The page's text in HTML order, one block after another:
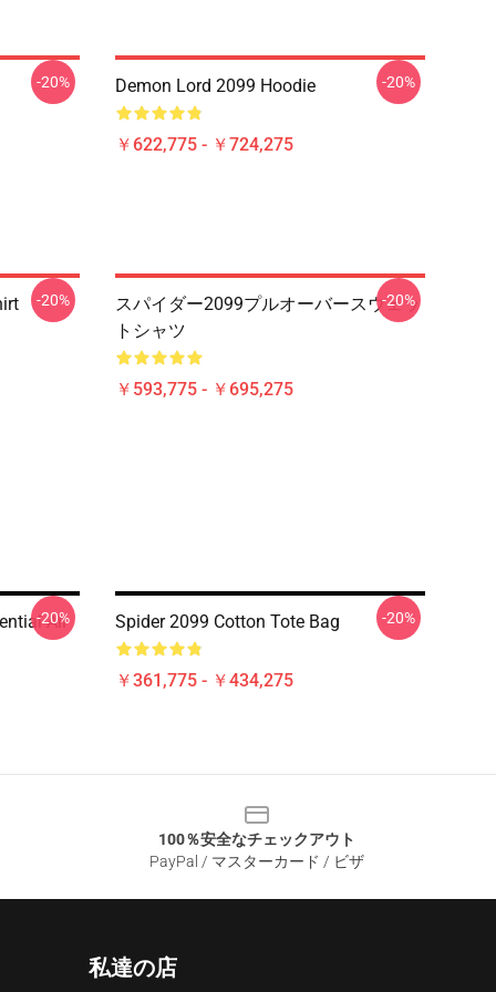
-20% Demon Lord 2099 Hoodie
￥622,775 - ￥724,275
-20%
-20%
スパイダー2099プルオーバースウェッ
トシャツ
￥593,775 - ￥695,275
-20%
All
-20% Spider 2099 Cotton Tote Bag
￥361,775 - ￥434,275
-20%
100％安全なチェックアウト
PayPal / マスターカード / ビザ
私達の店